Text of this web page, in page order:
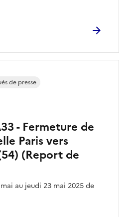
- Fermeture de
Paris vers
(Report de
au jeudi 23 mai 2025 de
de presse